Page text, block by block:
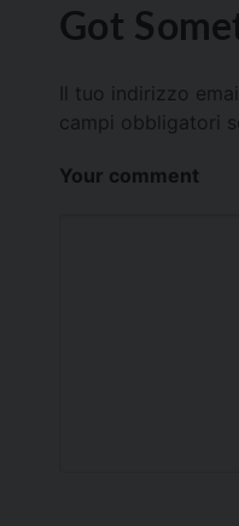
Got
Il tuo indirizzo
campi obbligatori
Your comment